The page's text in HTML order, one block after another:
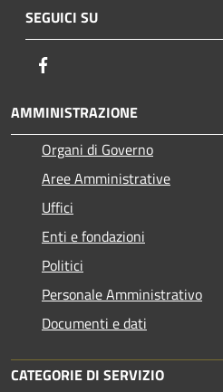
SEGUICI SU
AMMINISTRAZIONE
Organi di Governo
Aree Amministrative
Uffici
Enti e fondazioni
Politici
Personale Amministrativo
Documenti e dati
CATEGORIE DI SERVIZIO